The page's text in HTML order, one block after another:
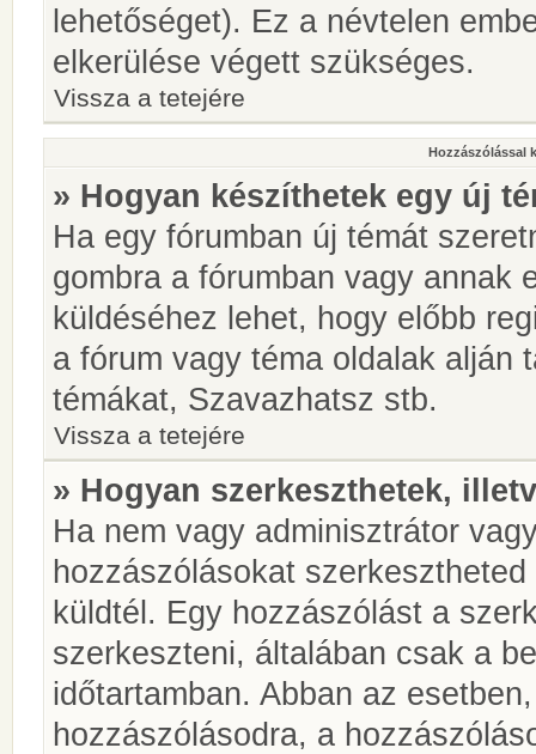
lehetőséget). Ez a névtelen
elkerülése végett szükséges.
Vissza a tetejére
Hozzászólással
» Hogyan készíthetek egy új
Ha egy fórumban új témát
gombra a fórumban vagy annak
küldéséhez lehet, hogy előbb
a fórum vagy téma oldalak alján
témákat, Szavazhatsz stb.
Vissza a tetejére
» Hogyan szerkeszthetek,
Ha nem vagy adminisztrátor
hozzászólásokat
küldtél. Egy hozzászólást a
szerkeszteni, általában csak a
időtartamban. Abban az
hozzászólásodra, a